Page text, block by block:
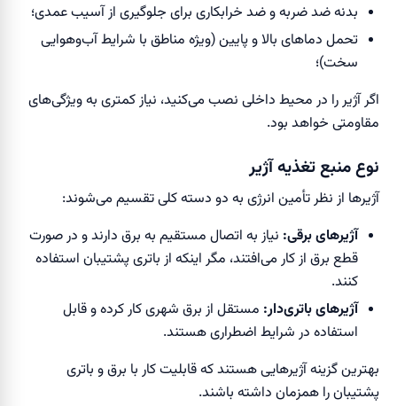
بدنه ضد ضربه و ضد خرابکاری برای جلوگیری از آسیب عمدی؛
تحمل دماهای بالا و پایین (ویژه مناطق با شرایط آب‌وهوایی
سخت)؛
اگر آژیر را در محیط داخلی نصب می‌کنید، نیاز کمتری به ویژگی‌های
مقاومتی خواهد بود.
نوع منبع تغذیه آژیر
آژیرها از نظر تأمین انرژی به دو دسته کلی تقسیم می‌شوند:
آژیرهای برقی: نیاز به اتصال مستقیم به برق دارند و در صورت
قطع برق از کار می‌افتند، مگر اینکه از باتری پشتیبان استفاده
کنند.
آژیرهای باتری‌دار: مستقل از برق شهری کار کرده و قابل
استفاده در شرایط اضطراری هستند.
بهترین گزینه آژیرهایی هستند که قابلیت کار با برق و باتری
پشتیبان را همزمان داشته باشند.